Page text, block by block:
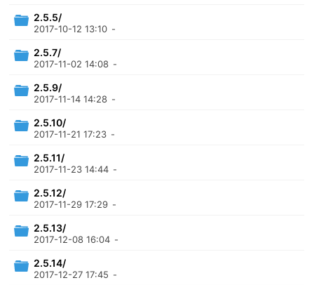
2.5.5/
2017-10-12 13:10 -
2.5.7/
2017-11-02 14:08 -
2.5.9/
2017-11-14 14:28 -
2.5.10/
2017-11-21 17:23 -
2.5.11/
2017-11-23 14:44 -
2.5.12/
2017-11-29 17:29 -
2.5.13/
2017-12-08 16:04 -
2.5.14/
2017-12-27 17:45 -